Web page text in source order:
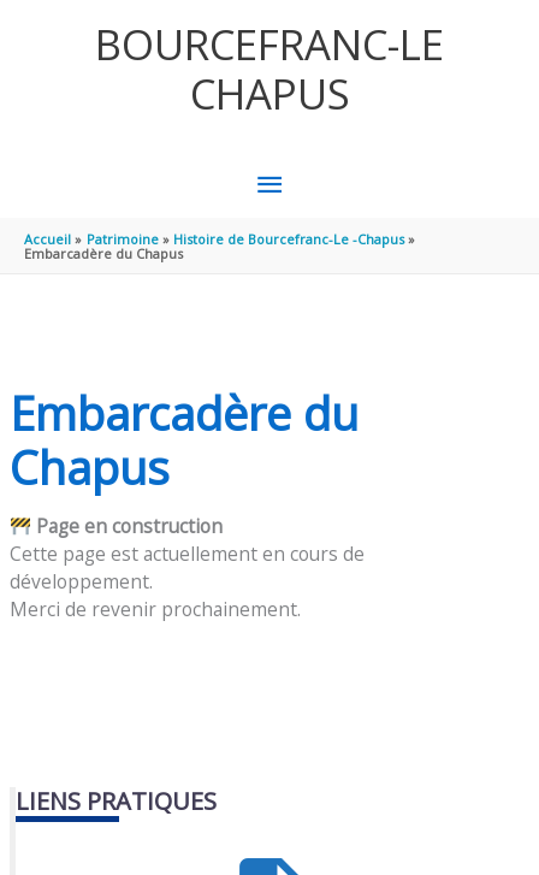
BOURCEFRANC-LE
CHAPUS
MENU
PRINCIPAL
Accueil Patrimoine
Histoire de Bourcefranc-Le -Chapus
Embarcadère du Chapus
Embarcadère du
Chapus
Page en construction
Cette page est actuellement en cours de
développement.
Merci de revenir prochainement.
LIENS PRATIQUES